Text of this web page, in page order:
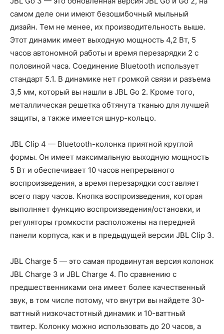
самом деле они имеют безошибочный мыльный
дизайн. Тем не менее, их производительность выше.
Этот динамик имеет выходную мощность 4,2 Вт, 5
часов автономной работы и время перезарядки 2 с
половиной часа. Соединение Bluetooth использует
стандарт 5.1. В динамике нет громкой связи и разъема
3,5 мм, который вы нашли в JBL Go 2. Кроме того,
металлическая решетка обтянута тканью для лучшей
защиты, а также имеется шнур-кольцо.
JBL Clip 4 — Bluetooth-колонка приятной круглой
формы. Он имеет максимальную выходную мощность
5 Вт и обеспечивает 10 часов непрерывного
воспроизведения, а время перезарядки составляет
всего пару часов. Кнопка воспроизведения, которая
выполняет функцию воспроизведения/остановки, и
регуляторы громкости расположены на передней
панели корпуса, как и в предыдущей версии JBL Clip 3.
JBL Charge 5 — это самая продвинутая версия колонок
JBL Charge 3 и JBL Charge 4. По сравнению с
предшественниками она имеет более качественный
звук, в том числе потому, что внутри вы найдете 30-
ваттный низкочастотный динамик и 10-ваттный
твитер. Колонку можно использовать до 20 часов, а